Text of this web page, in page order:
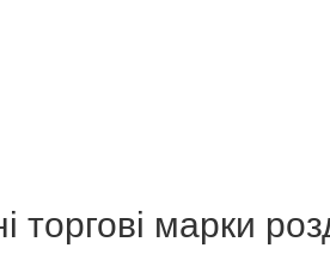
торгові марки